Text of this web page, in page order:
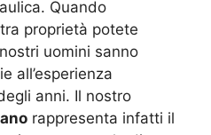
Quando
proprietà potete
uomini sanno
all’esperienza
anni. Il nostro
rappresenta infatti il